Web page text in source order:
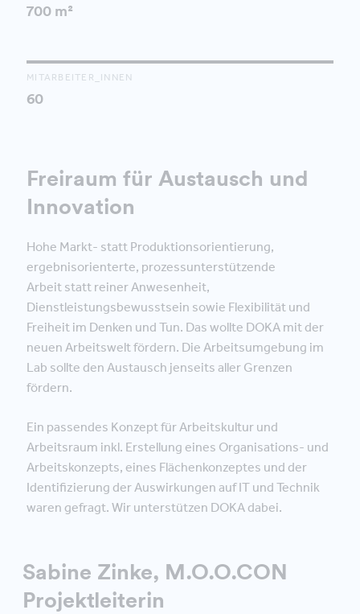
700 m²
MITARBEITER_INNEN
60
Freiraum für Austausch und
Innovation
Hohe Markt- statt Produktionsorientierung,
ergebnisorienterte, prozessunterstützende
Arbeit statt reiner Anwesenheit,
Dienstleistungsbewusstsein sowie Flexibilität und
Freiheit im Denken und Tun. Das wollte DOKA mit der
neuen Arbeitswelt fördern. Die Arbeitsumgebung im
Lab sollte den Austausch jenseits aller Grenzen
fördern.
Ein passendes Konzept für Arbeitskultur und
Arbeitsraum inkl. Erstellung eines Organisations- und
Arbeitskonzepts, eines Flächenkonzeptes und der
Identifizierung der Auswirkungen auf IT und Technik
waren gefragt. Wir unterstützen DOKA dabei.
Sabine Zinke, M.O.O.CON
Projektleiterin